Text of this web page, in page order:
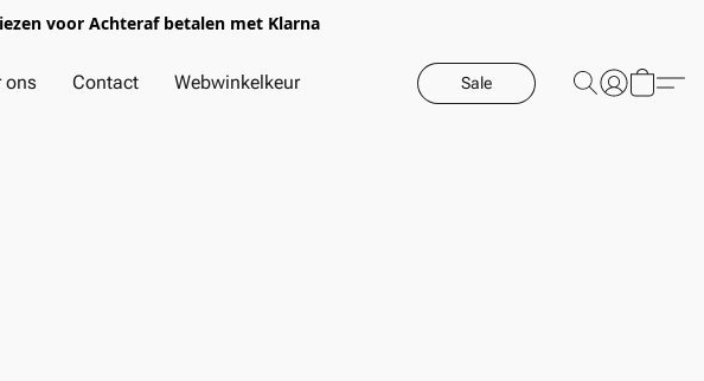
voor Achteraf betalen met Klarna
ons Contact Webwinkelkeur Sale